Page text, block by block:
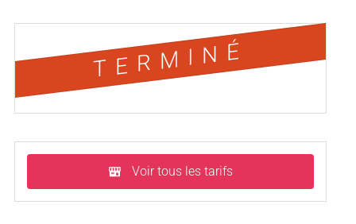
TERMINÉ
Voir tous les tarifs